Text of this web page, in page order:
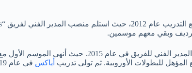
الرديف وبقي معهم موسمين.
في عالم التدريب بدأت مع نادي “أوتريخت الهولندي” حيث
للبطولات الأوروبية. ثم تولى تدريب أياكس في عام 2019 حتى يومنا هذا.